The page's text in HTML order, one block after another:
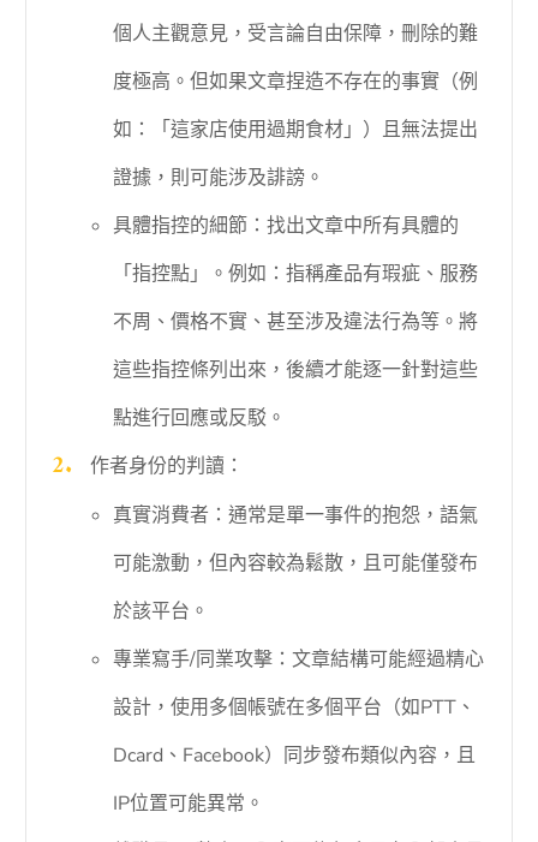
個人主觀意見，受言論自由保障，刪除的難
度極高。但如果文章捏造不存在的事實（例
如：「這家店使用過期食材」）且無法提出
證據，則可能涉及誹謗。
具體指控的細節：找出文章中所有具體的
「指控點」。例如：指稱產品有瑕疵、服務
不周、價格不實、甚至涉及違法行為等。將
這些指控條列出來，後續才能逐一針對這些
點進行回應或反駁。
作者身份的判讀：
真實消費者：通常是單一事件的抱怨，語氣
可能激動，但內容較為鬆散，且可能僅發布
於該平台。
專業寫手/同業攻擊：文章結構可能經過精心
設計，使用多個帳號在多個平台（如PTT、
Dcard、Facebook）同步發布類似內容，且
IP位置可能異常。